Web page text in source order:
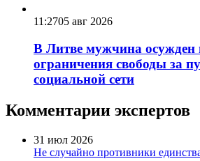
11:2705 авг 2026
В Литве мужчина осужден
ограничения свободы за
социальной сети
Комментарии экспертов
31 июл 2026
Не случайно противники